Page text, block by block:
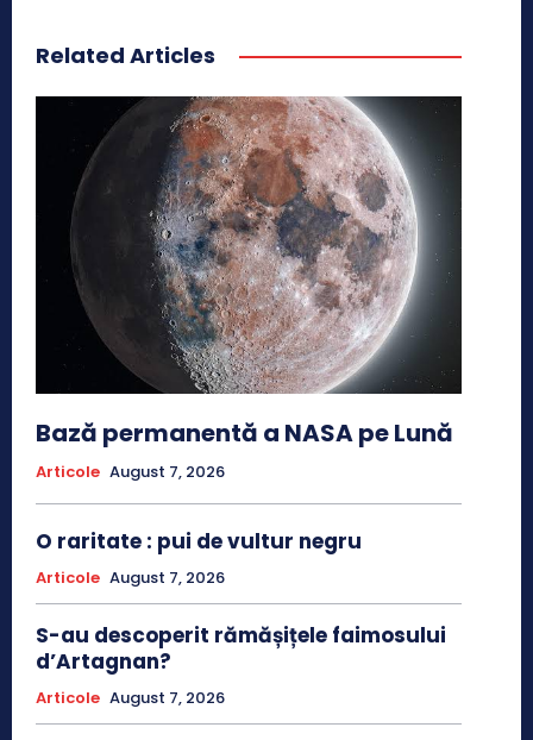
Related Articles
Bază permanentă a NASA pe Lună
Articole August 7, 2026
O raritate : pui de vultur negru
Articole August 7, 2026
S-au descoperit rămășițele faimosului
d’Artagnan?
Articole August 7, 2026